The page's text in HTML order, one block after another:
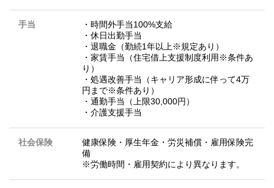
手当
・時間外手当100%支給
・休日出勤手当
・退職金（勤続1年以上※規定あり）
・家賃手当（住宅借上支援制度利用※条件あ
り）
・処遇改善手当（キャリア形成に伴って4万
円まで※条件あり）
・通勤手当（上限30,000円）
・介護支援手当
社会保険
健康保険・厚生年金・労災補償・雇用保険完
備
※労働時間・雇用契約により異なります。